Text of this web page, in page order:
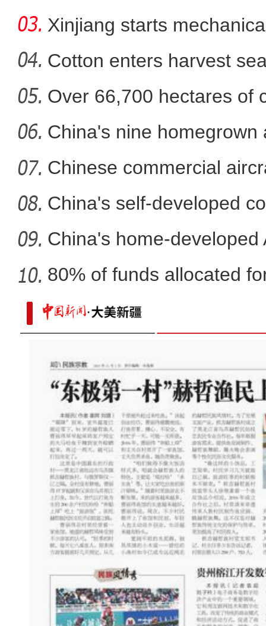
江浙沪首个邮政集拼仓开仓
in
Xinjiang starts
Cotton enters harvest
Over 66,700 hectares of
mech
China's nine homegrown
in
Chinese commercial
fli
China's self-developed
co
China's home-
80% of funds allocated